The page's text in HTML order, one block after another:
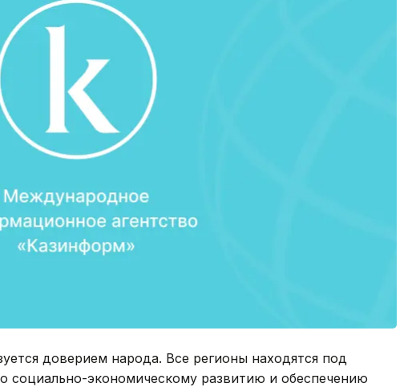
доверием народа. Все регионы находятся под
экономическому развитию и обеспечению